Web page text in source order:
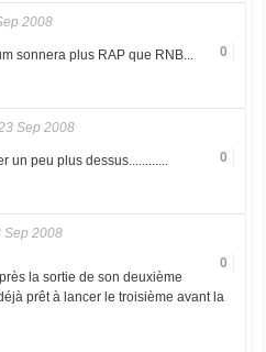
2008
0
sonnera plus RAP que RNB...
Sep 2008
0
un peu plus dessus............
Sep 2008
0
la sortie de son deuxième
prêt à lancer le troisième avant la